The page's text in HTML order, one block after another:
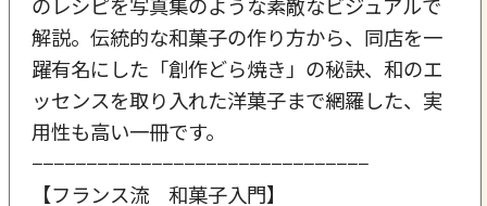
のレシピを写真集のような素敵なビジュアルで
解説。伝統的な和菓子の作り方から、同店を一
躍有名にした「創作どら焼き」の秘訣、和のエ
ッセンスを取り入れた洋菓子まで網羅した、実
用性も高い一冊です。
−−−−−−−−−−−−−−−−−−−−−−−−−−−−−−−
【フランス流 和菓子入門】